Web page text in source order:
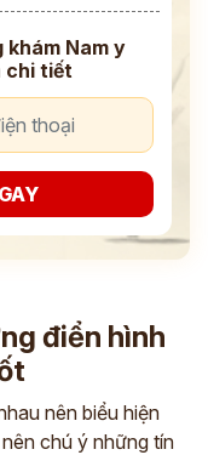
khám Nam y
chi tiết
điển hình
nên biểu hiện
chú ý những tín